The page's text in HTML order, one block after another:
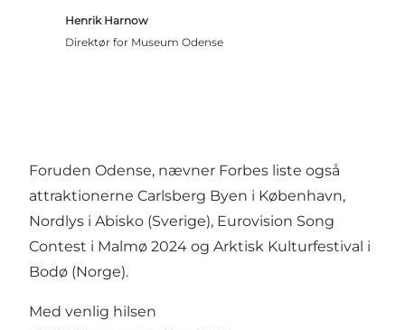
Henrik Harnow
Direktør for Museum Odense
Foruden Odense, nævner Forbes liste også
attraktionerne Carlsberg Byen i København,
Nordlys i Abisko (Sverige), Eurovision Song
Contest i Malmø 2024 og Arktisk Kulturfestival i
Bodø (Norge).
Med venlig hilsen